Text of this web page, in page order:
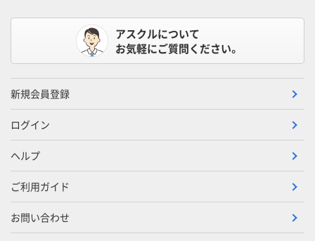
アスクルについて
お気軽にご質問ください。
新規会員登録
ログイン
ヘルプ
ご利用ガイド
お問い合わせ